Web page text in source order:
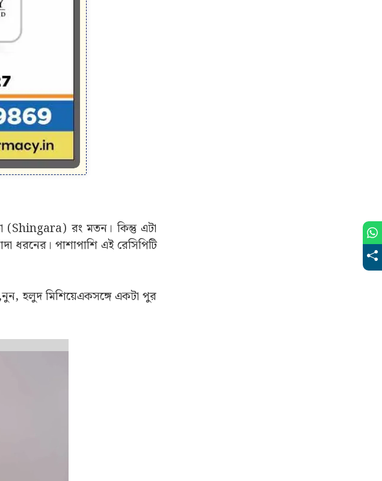
(Shingara) রং মতন। কিন্তু এটা
পাশাপাশি এই রেসিপিটি
হলুদ মিশিয়েএকসঙ্গে একটা পুর